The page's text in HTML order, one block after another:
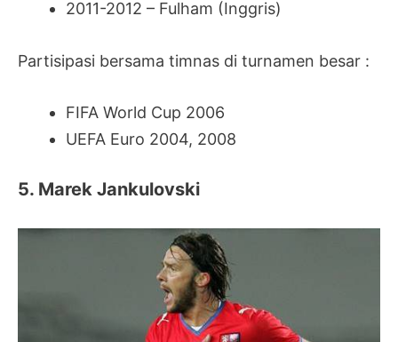
2011-2012 – Fulham (Inggris)
Partisipasi bersama timnas di turnamen besar :
FIFA World Cup 2006
UEFA Euro 2004, 2008
5. Marek Jankulovski